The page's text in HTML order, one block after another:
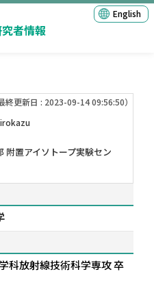
者情報
English
最終更新日 : 2023-09-14 09:56:50）
附置アイソトープ実験セン
科放射線技術科学専攻 卒